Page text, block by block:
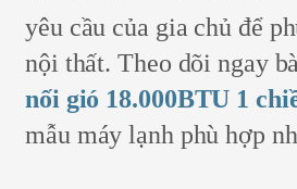
yêu cầu của gia chủ để
nội thất. Theo dõi ngay
nối gió 18.000BTU 1
mẫu máy lạnh phù hợp